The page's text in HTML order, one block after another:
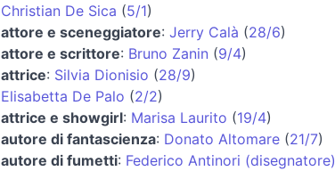
Christian De Sica (5/1)
attore e sceneggiatore: Jerry Calà (28/6)
attore e scrittore: Bruno Zanin (9/4)
attrice: Silvia Dionisio (28/9)
Elisabetta De Palo (2/2)
attrice e showgirl: Marisa Laurito (19/4)
autore di fantascienza: Donato Altomare(21/7)
autore di fumetti: Federico Antinori (disegnatore)